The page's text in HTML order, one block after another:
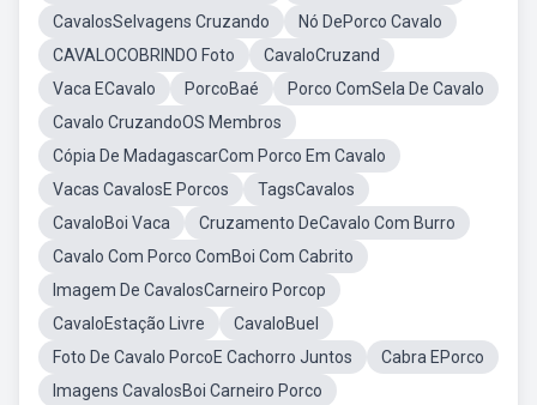
CavalosSelvagens Cruzando
Nó DePorco Cavalo
CAVALOCOBRINDO Foto
CavaloCruzand
Vaca ECavalo
PorcoBaé
Porco ComSela De Cavalo
Cavalo CruzandoOS Membros
Cópia De MadagascarCom Porco Em Cavalo
Vacas CavalosE Porcos
TagsCavalos
CavaloBoi Vaca
Cruzamento DeCavalo Com Burro
Cavalo Com Porco ComBoi Com Cabrito
Imagem De CavalosCarneiro Porcop
CavaloEstação Livre
CavaloBuel
Foto De Cavalo PorcoE Cachorro Juntos
Cabra EPorco
Imagens CavalosBoi Carneiro Porco